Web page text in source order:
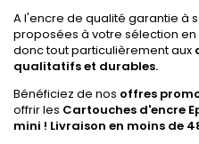
A l'encre de qualité garantie à
proposées à votre sélection en
donc tout particulièrement aux
qualitatifs et durables.
Bénéficiez de nos offres
offrir les Cartouches d'encre
mini ! Livraison en moins de